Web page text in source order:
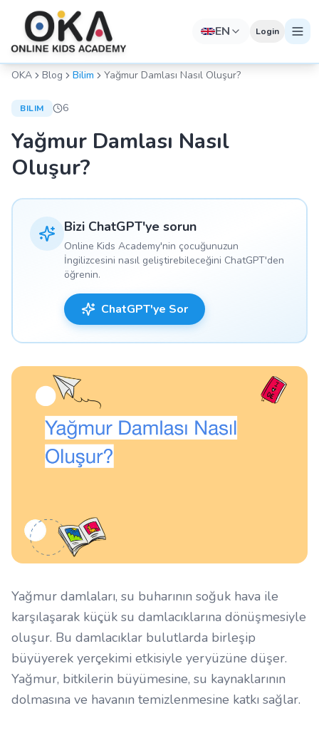
EN Login
OKA Blog Bilim Yağmur Damlası Nasıl Oluşur?
BILIM 6
Yağmur Damlası Nasıl
Oluşur?
Bizi ChatGPT'ye sorun
Online Kids Academy'nin çocuğunuzun
İngilizcesini nasıl geliştirebileceğini ChatGPT'den
öğrenin.
ChatGPT'ye Sor
Yağmur damlaları, su buharının soğuk hava ile
karşılaşarak küçük su damlacıklarına dönüşmesiyle
oluşur. Bu damlacıklar bulutlarda birleşip
büyüyerek yerçekimi etkisiyle yeryüzüne düşer.
Yağmur, bitkilerin büyümesine, su kaynaklarının
dolmasına ve havanın temizlenmesine katkı sağlar.